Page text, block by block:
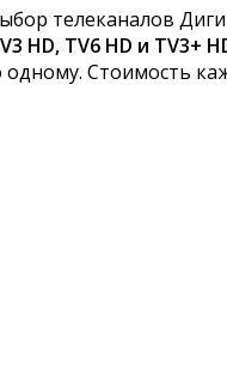
телеканалов
HD, TV6 HD и TV3+
Стоимость